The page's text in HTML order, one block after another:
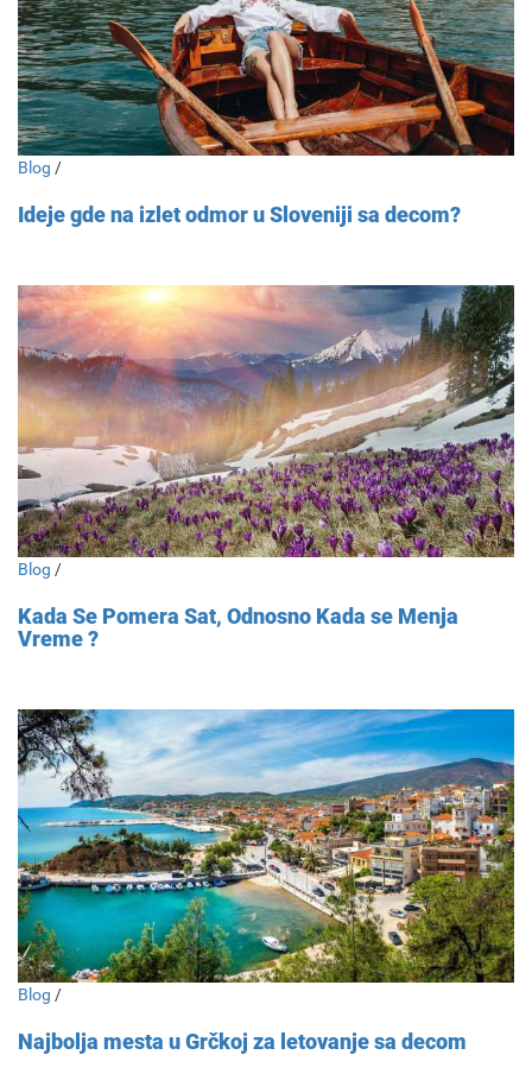
Blog /
Ideje gde na izlet odmor u Sloveniji sa decom?
Blog /
Kada Se Pomera Sat, Odnosno Kada se Menja
Vreme ?
Blog /
Najbolja mesta u Grčkoj za letovanje sa decom